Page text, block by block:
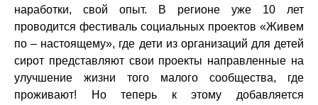
наработки, свой опыт. В регионе уже 10 лет
проводится фестиваль социальных проектов «Живем
по – настоящему», где дети из организаций для детей
сирот представляют свои проекты направленные на
улучшение жизни того малого сообщества, где
проживают! Но теперь к этому добавляется